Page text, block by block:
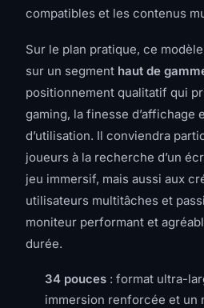
compatibles et les contenus
Sur le plan pratique, ce
sur un segment haut de
positionnement qualitatif qui
gaming, la finesse d’affichage
d’utilisation. Il conviendra
joueurs à la recherche d’un
jeu immersif, mais aussi aux
utilisateurs multitâches et
moniteur performant et
durée.
34 pouces : format ultra-
immersion renforcée et un